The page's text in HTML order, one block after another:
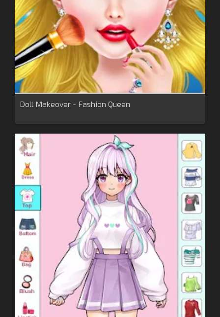
Doll Makeover - Fashion Queen